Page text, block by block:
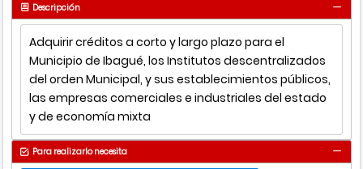
Descripción
Adquirir créditos a corto y largo plazo para el
Municipio de Ibagué, los Institutos descentralizados
del orden Municipal, y sus establecimientos públicos,
las empresas comerciales e industriales del estado
y de economía mixta
Para realizarlo necesita